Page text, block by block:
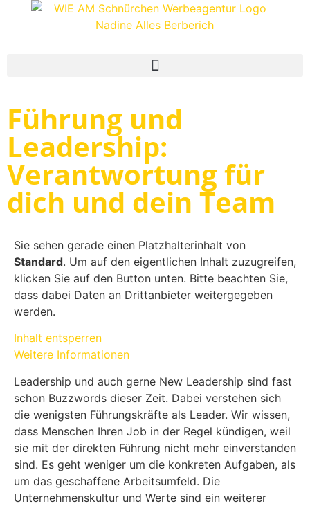
Führung und
Leadership:
Verantwortung für
dich und dein Team
Sie sehen gerade einen Platzhalterinhalt von
Standard. Um auf den eigentlichen Inhalt zuzugreifen,
klicken Sie auf den Button unten. Bitte beachten Sie,
dass dabei Daten an Drittanbieter weitergegeben
werden.
Inhalt entsperren
Weitere Informationen
Leadership und auch gerne New Leadership sind fast
schon Buzzwords dieser Zeit. Dabei verstehen sich
die wenigsten Führungskräfte als Leader. Wir wissen,
dass Menschen Ihren Job in der Regel kündigen, weil
sie mit der direkten Führung nicht mehr einverstanden
sind. Es geht weniger um die konkreten Aufgaben, als
um das geschaffene Arbeitsumfeld. Die
Unternehmenskultur und Werte sind ein weiterer